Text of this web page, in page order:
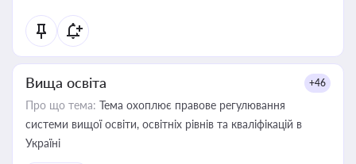
Вища освіта +46
Про що тема: Тема охоплює правове регулювання
системи вищої освіти, освітніх рівнів та кваліфікацій в
Україні